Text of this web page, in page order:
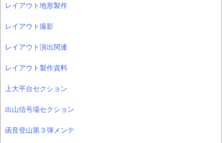
レイアウト地形製作
レイアウト撮影
レイアウト演出関連
レイアウト製作資料
上大平台セクション
出山信号場セクション
函音登山第３弾メンテ